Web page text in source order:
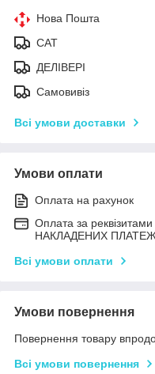
Нова Пошта
САТ
ДЕЛІВЕРІ
Самовивіз
Всі умови доставки
Умови оплати
Оплата на рахунок
Оплата за
НАКЛАДЕНИХ
Всі умови оплати
Умови повернення
Повернення товару
Всі умови повернення